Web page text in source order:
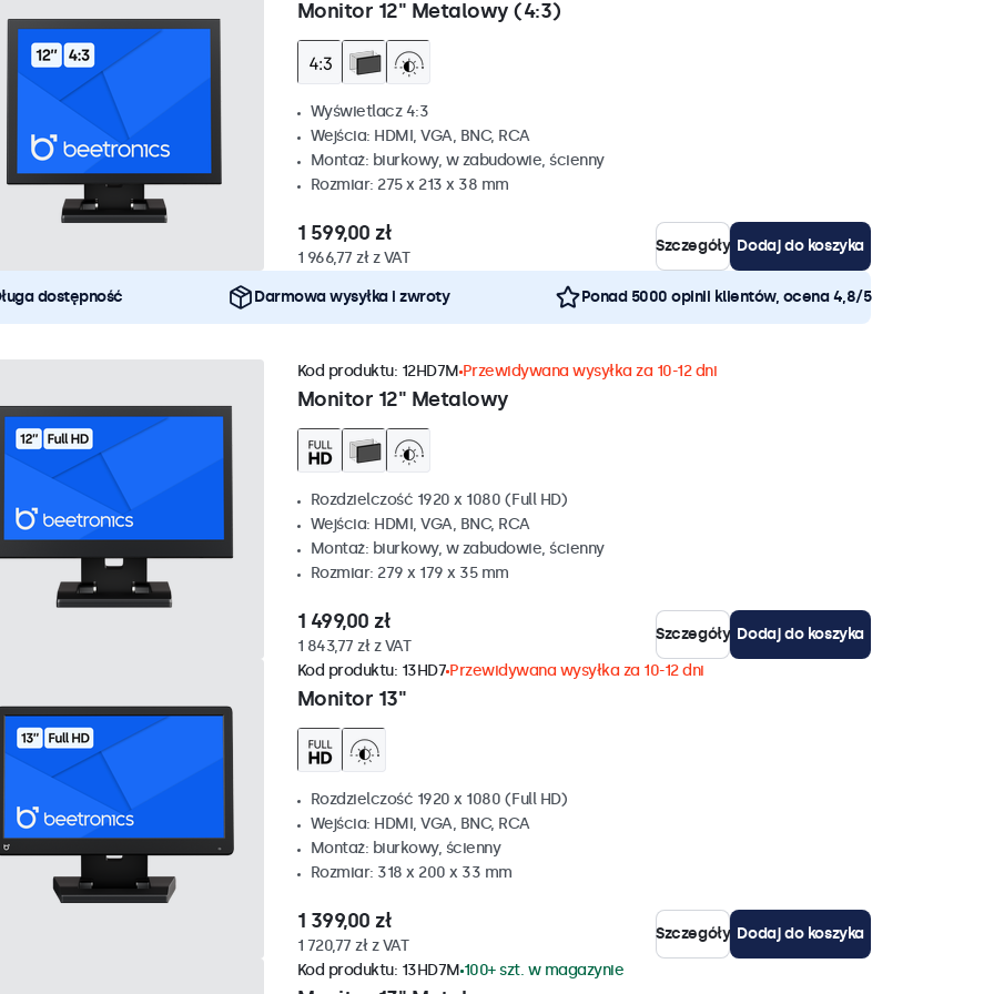
Monitor 12" Metalowy (4:3)
Wyświetlacz 4:3
Wejścia: HDMI, VGA, BNC, RCA
Montaż: biurkowy, w zabudowie, ścienny
Rozmiar: 275 x 213 x 38 mm
1 599,00 zł
1 966,77 zł z VAT
Szczegóły Dodaj do koszyka
dostępność Darmowa wysyłka i zwroty Ponad 5000 opinii klientów, ocena 4,8/5
Monitor 12" Metalowy
Kod produktu: 12HD7M Przewidywana wysyłka za 10-12 dni
Rozdzielczość 1920 x 1080 (Full HD)
Wejścia: HDMI, VGA, BNC, RCA
Montaż: biurkowy, w zabudowie, ścienny
Rozmiar: 279 x 179 x 35 mm
1 499,00 zł
1 843,77 zł z VAT
Szczegóły Dodaj do koszyka
Monitor 13"
Kod produktu: 13HD7 Przewidywana wysyłka za 10-12 dni
Rozdzielczość 1920 x 1080 (Full HD)
Wejścia: HDMI, VGA, BNC, RCA
Montaż: biurkowy, ścienny
Rozmiar: 318 x 200 x 33 mm
1 399,00 zł
1 720,77 zł z VAT
Szczegóły Dodaj do koszyka
Kod produktu: 13HD7M 100+ szt. w magazynie